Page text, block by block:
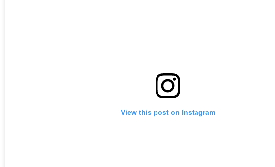
View this post on Instagram